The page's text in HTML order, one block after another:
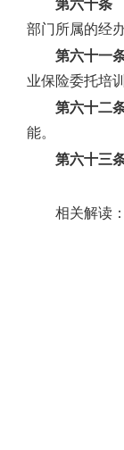
第六十条
部门所属的经
第六十一
业保险委托培
第六十二
能。
第六十三
相关解读：